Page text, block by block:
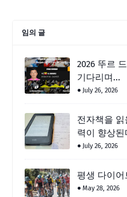
임의 글
2026 뚜르
기다리며...
July 26, 2026
전자책을
력이 향상된
July 26, 2026
평생 다이
May 28, 2026